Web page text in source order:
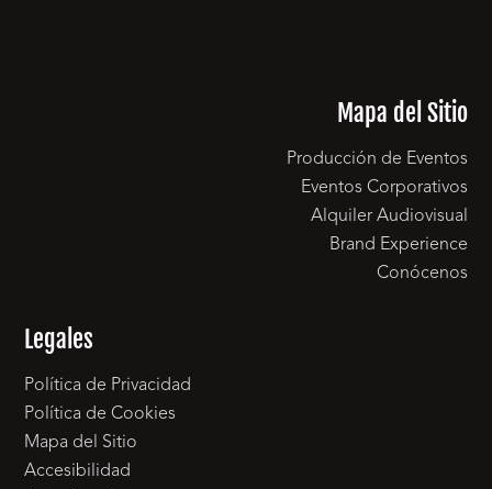
Mapa del Sitio
Producción de Eventos
Eventos Corporativos
Alquiler Audiovisual
Brand Experience
Conócenos
Legales
Política de Privacidad
Política de Cookies
Mapa del Sitio
Accesibilidad